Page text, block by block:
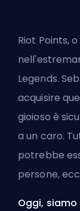
Riot Points,
Legends.
acquisire
gioioso è
a un caro.
potrebbe
persone,
Oggi,